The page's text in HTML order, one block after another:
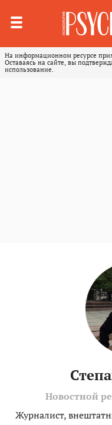
На информационном ресурсе
Оставаясь на сайте, вы
использование.
Новостной
Журналист,